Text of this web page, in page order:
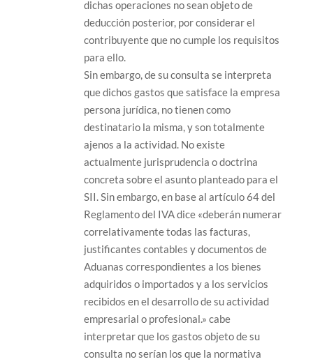
dichas operaciones no sean objeto de
deducción posterior, por considerar el
contribuyente que no cumple los requisitos
para ello.
Sin embargo, de su consulta se interpreta
que dichos gastos que satisface la empresa
persona jurídica, no tienen como
destinatario la misma, y son totalmente
ajenos a la actividad. No existe
actualmente jurisprudencia o doctrina
concreta sobre el asunto planteado para el
SII. Sin embargo, en base al artículo 64 del
Reglamento del IVA dice «deberán numerar
correlativamente todas las facturas,
justificantes contables y documentos de
Aduanas correspondientes a los bienes
adquiridos o importados y a los servicios
recibidos en el desarrollo de su actividad
empresarial o profesional.» cabe
interpretar que los gastos objeto de su
consulta no serían los que la normativa